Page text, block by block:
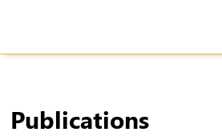
Publications